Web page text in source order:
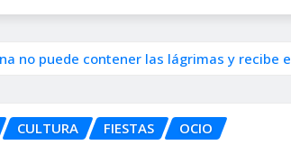
no puede contener las lágrimas y recibe
CULTURA FIESTAS OCIO